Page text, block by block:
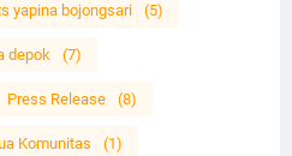
yapina bojongsari (5)
depok (7)
Press Release (8)
Komunitas (1)